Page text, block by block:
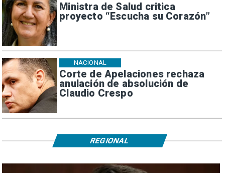
Ministra de Salud critica
proyecto “Escucha su Corazón”
Corte de Apelaciones rechaza
anulación de absolución de
Claudio Crespo
NACIONAL
REGIONAL